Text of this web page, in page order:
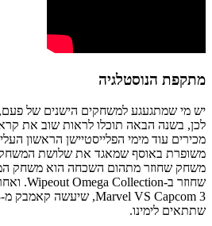
מתקפת הנוסטלגיה
יש מי שמתגעגע למשחקים הישנים של פעם,
לכן, בשנה הבאה תוכלו לראות שוב את
מכירים עוד מימי הפלייסטיישן הראשון
משופרת באוסף שמאגד את שלושת
שתתאים לימינו.